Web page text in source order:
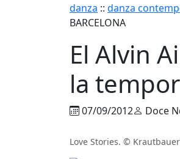
danza :: danza
BARCELONA
El Alvin
la
07/09/2012 Doce
Love Stories. © Krautbauer